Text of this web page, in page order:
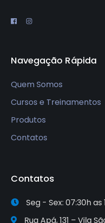
Navegação Rápida
Quem Somos
Cursos e Treinamentos
Produtos
Contatos
Contatos
Seg - Sex: 07:30h as
Rua Apá, 131 – Vila